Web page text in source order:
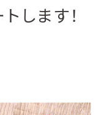
します！